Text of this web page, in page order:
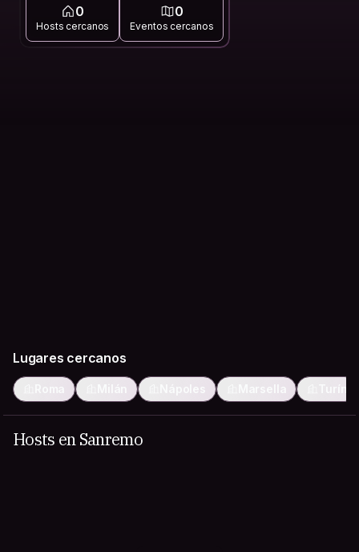
0
Hosts cercanos
0
Eventos cercanos
Lugares cercanos
Roma Milán Nápoles Marsella Turín
Hosts en Sanremo